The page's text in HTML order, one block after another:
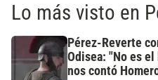
Lo más visto en
Pérez-Reverte
Odisea: "No es
nos contó